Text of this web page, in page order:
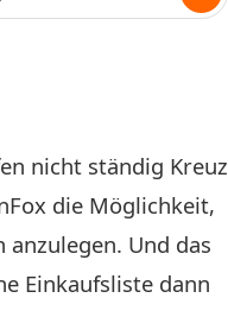
nicht ständig Kreuz
die Möglichkeit,
Und das
Einkaufsliste dann